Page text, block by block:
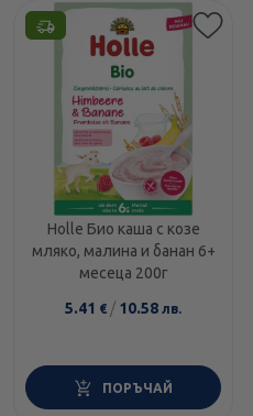
Holle Био каша с козе
мляко, малина и банан 6+
месеца 200г
5.41 € / 10.58 лв.
ПОРЪЧАЙ